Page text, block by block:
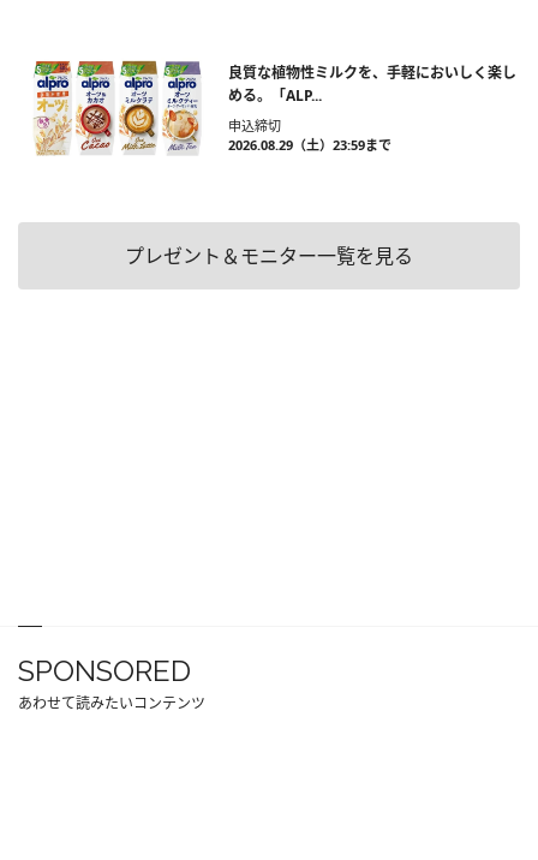
良質な植物性ミルクを、手軽においしく楽し
める。「ALP...
申込締切
2026.08.29（土）23:59まで
プレゼント＆モニター一覧を見る
SPONSORED
あわせて読みたいコンテンツ